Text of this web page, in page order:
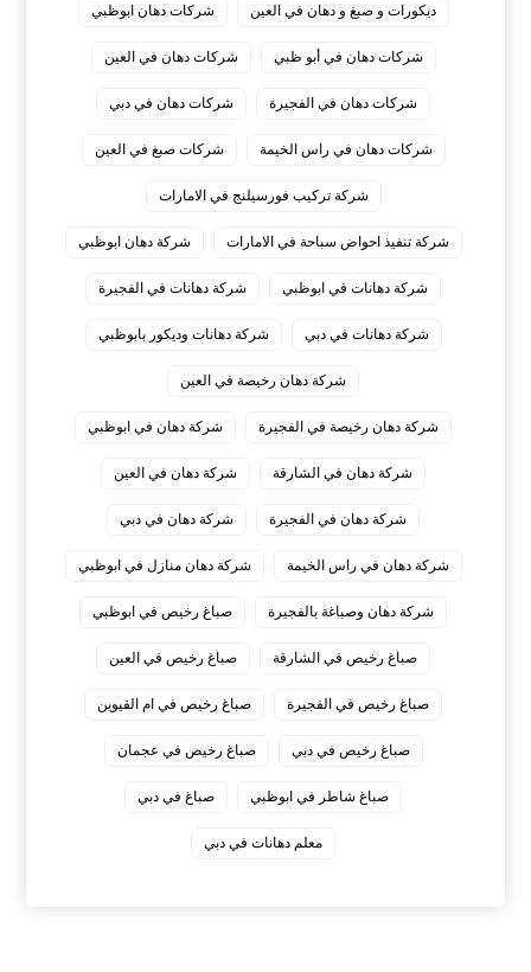
ديكورات و صبغ و دهان في العين شركات دهان ابوظبي
شركات دهان في أبو ظبي شركات دهان في العين
شركات دهان في الفجيرة شركات دهان في دبي
شركات دهان في راس الخيمة شركات صبغ في العين
شركة تركيب فورسيلنج في الامارات
شركة تنفيذ احواض سباحة في الامارات شركة دهان ابوظبي
شركة دهانات في ابوظبي شركة دهانات في الفجيرة
شركة دهانات في دبي شركة دهانات وديكور بابوظبي
شركة دهان رخيصة في العين
شركة دهان رخيصة في الفجيرة شركة دهان في ابوظبي
شركة دهان في الشارقة شركة دهان في العين
شركة دهان في الفجيرة شركة دهان في دبي
شركة دهان في راس الخيمة شركة دهان منازل في ابوظبي
شركة دهان وصباغة بالفجيرة صباغ رخيص في ابوظبي
صباغ رخيص في الشارقة صباغ رخيص في العين
صباغ رخيص في الفجيرة صباغ رخيص في ام القيوين
صباغ رخيص في دبي صباغ رخيص في عجمان
صباغ شاطر في ابوظبي صباغ في دبي
معلم دهانات في دبي